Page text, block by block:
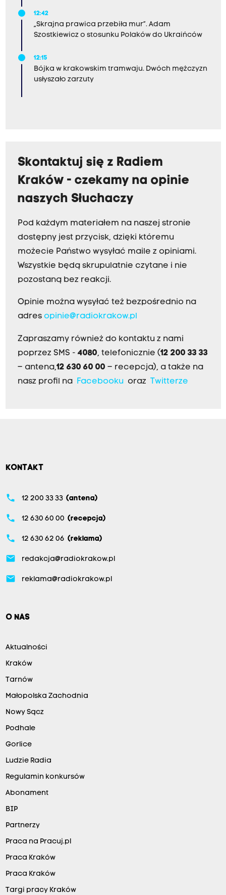
12:42
„Skrajna prawica przebiła mur”. Adam
Szostkiewicz o stosunku Polaków do Ukraińców
12:15
Bójka w krakowskim tramwaju. Dwóch mężczyzn
usłyszało zarzuty
Skontaktuj się z Radiem
Kraków - czekamy na opinie
naszych Słuchaczy
Pod każdym materiałem na naszej stronie
dostępny jest przycisk, dzięki któremu
możecie Państwo wysyłać maile z opiniami.
Wszystkie będą skrupulatnie czytane i nie
pozostaną bez reakcji.
Opinie można wysyłać też bezpośrednio na
adres opinie@radiokrakow.pl
Zapraszamy również do kontaktu z nami
poprzez SMS - 4080, telefonicznie (12 200 33 33
– antena,12 630 60 00 – recepcja), a także na
nasz profil na
Facebookuoraz Twitterze
KONTAKT
phone 12 200 33 33 (antena)
phone 12 630 60 00 (recepcja)
phone 12 630 62 06 (reklama)
email redakcja@radiokrakow.pl
email reklama@radiokrakow.pl
O NAS
Aktualności
Kraków
Tarnów
Małopolska Zachodnia
Nowy Sącz
Podhale
Gorlice
Ludzie Radia
Regulamin konkursów
Abonament
BIP
Partnerzy
Praca na Pracuj.pl
Praca Kraków
Praca Kraków
Targi pracy Kraków